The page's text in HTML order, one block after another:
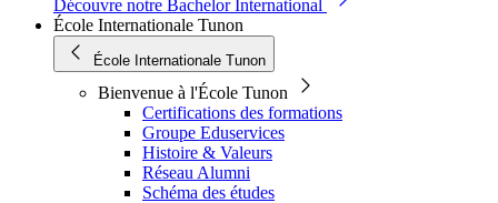
Découvre notre Bachelor International
École Internationale Tunon
École Internationale Tunon
Bienvenue à l'École Tunon
Certifications des formations
Groupe Eduservices
Histoire & Valeurs
Réseau Alumni
Schéma des études